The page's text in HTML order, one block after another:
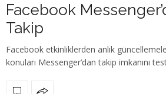
Facebook
Takip
Facebook etkinliklerden anlık
konuları Messenger’dan takip imkanını